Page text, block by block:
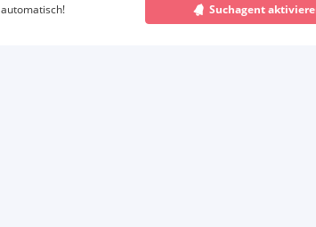
automatisch! Suchagent